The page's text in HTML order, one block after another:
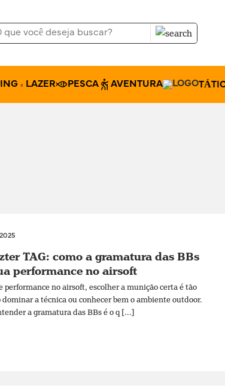
& LAZER PESCA AVENTURA
TAG: como a gramatura das BBs
performance no airsoft
performance no airsoft, escolher a munição certa é tão
a técnica ou conhecer bem o ambiente outdoor.
a gramatura das BBs é o q [...]